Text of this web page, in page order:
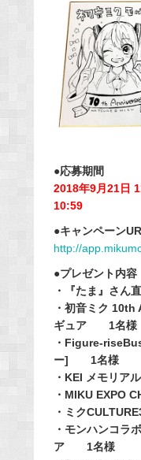
●応募期間
2018年9月21日
10:59
●キャンペーン
http://
●プレゼント内容
・『たま』さ
・初音ミク
ギュア 1名様
・Figure-
ー] 1名様
・KEI メモリ
・MIKU EXPO
・ミク
・モンハンコラ
ア 1名様